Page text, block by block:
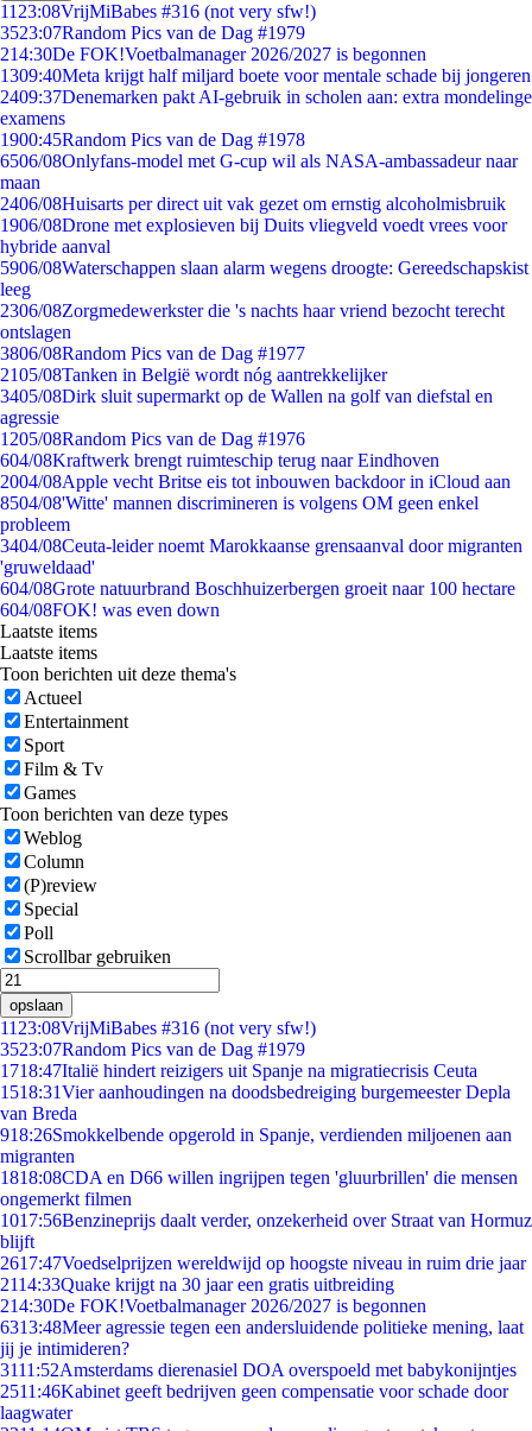
11 23:08VrijMiBabes #316 (not very sfw!)
3523:07Random Pics van de Dag #1979
214:30De FOK!Voetbalmanager 2026/2027 is begonnen
1309:40Meta krijgt half miljard boete voor mentale schade bij jongeren
2409:37Denemarken pakt AI-gebruik in scholen aan: extra mondelinge
examens
1900:45Random Pics van de Dag #1978
6506/08Onlyfans-model met G-cup wil als NASA-ambassadeur naar
maan
2406/08Huisarts per direct uit vak gezet om ernstig alcoholmisbruik
1906/08Drone met explosieven bij Duits vliegveld voedt vrees voor
hybride aanval
5906/08Waterschappen slaan alarm wegens droogte: Gereedschapskist
leeg
2306/08Zorgmedewerkster die 's nachts haar vriend bezocht terecht
ontslagen
3806/08Random Pics van de Dag #1977
2105/08Tanken in België wordt nóg aantrekkelijker
3405/08Dirk sluit supermarkt op de Wallen na golf van diefstal en
agressie
1205/08Random Pics van de Dag #1976
604/08Kraftwerk brengt ruimteschip terug naar Eindhoven
2004/08Apple vecht Britse eis tot inbouwen backdoor in iCloud aan
8504/08'Witte' mannen discrimineren is volgens OM geen enkel
probleem
3404/08Ceuta-leider noemt Marokkaanse grensaanval door migranten
'gruweldaad'
604/08Grote natuurbrand Boschhuizerbergen groeit naar 100 hectare
604/08FOK! was even down
Laatste items
Laatste items
Toon berichten uit deze thema's
Actueel
Entertainment
Sport
Film & Tv
Games
Toon berichten van deze types
Weblog
Column
(P)review
Special
Poll
Scrollbar gebruiken
opslaan
11 23:08VrijMiBabes #316 (not very sfw!)
3523:07Random Pics van de Dag #1979
1718:47Italië hindert reizigers uit Spanje na migratiecrisis Ceuta
1518:31Vier aanhoudingen na doodsbedreiging burgemeester Depla
van Breda
918:26Smokkelbende opgerold in Spanje, verdienden miljoenen aan
migranten
1818:08CDA en D66 willen ingrijpen tegen 'gluurbrillen' die mensen
ongemerkt filmen
1017:56Benzineprijs daalt verder, onzekerheid over Straat van Hormuz
blijft
2617:47Voedselprijzen wereldwijd op hoogste niveau in ruim drie jaar
2114:33Quake krijgt na 30 jaar een gratis uitbreiding
214:30De FOK!Voetbalmanager 2026/2027 is begonnen
6313:48Meer agressie tegen een andersluidende politieke mening, laat
jij je intimideren?
3111:52Amsterdams dierenasiel DOA overspoeld met babykonijntjes
2511:46Kabinet geeft bedrijven geen compensatie voor schade door
laagwater